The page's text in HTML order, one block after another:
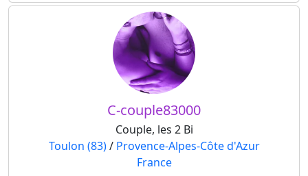
C-couple83000
Couple, les 2 Bi
Toulon (83)/ Provence-Alpes-Côte d'Azur
France